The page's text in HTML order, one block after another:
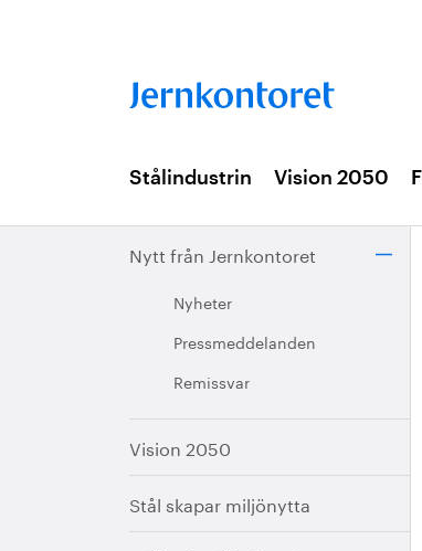
Stålindustrin Vision 2050
Nytt från Jernkontoret
Nyheter
Pressmeddelanden
Remissvar
Vision 2050
Stål skapar miljönytta